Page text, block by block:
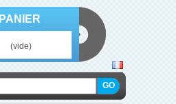
PANIER
(vide)